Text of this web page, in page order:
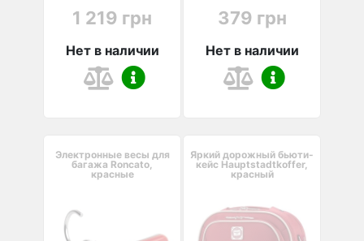
1 219 грн
Нет в наличии
379 грн
Нет в наличии
Электронные весы для
багажа Roncato,
красные
Яркий дорожный бьюти-
кейс Hauptstadtkoffer,
красный